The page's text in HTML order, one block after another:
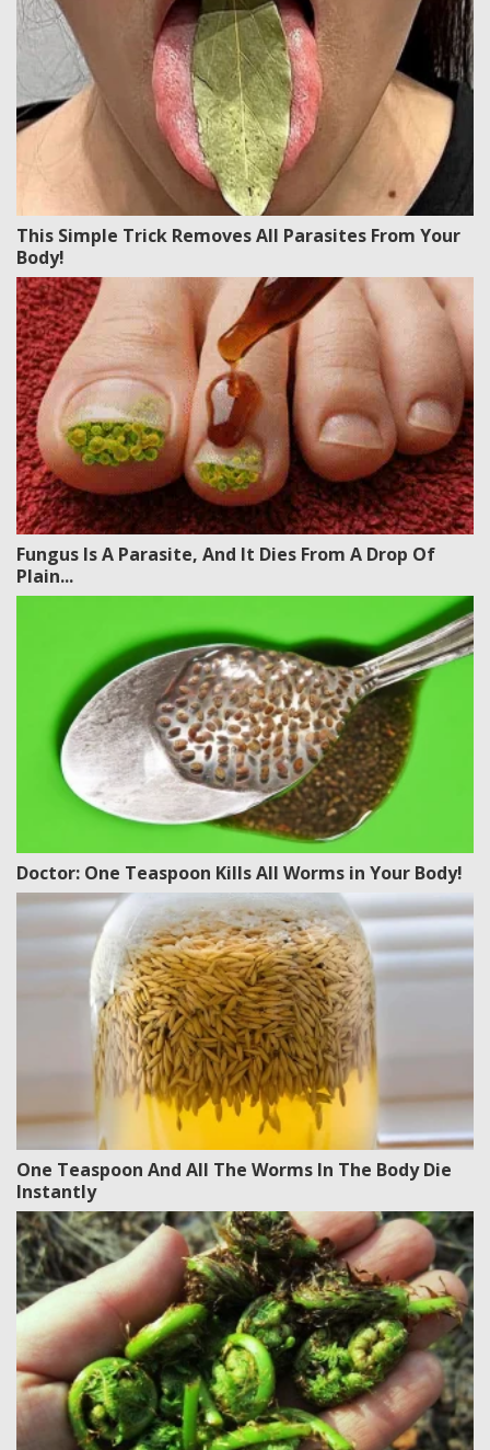
This Simple Trick Removes All Parasites From Your
Body!
Fungus Is A Parasite, And It Dies From A Drop Of
Plain...
Doctor: One Teaspoon Kills All Worms in Your Body!
One Teaspoon And All The Worms In The Body Die
Instantly